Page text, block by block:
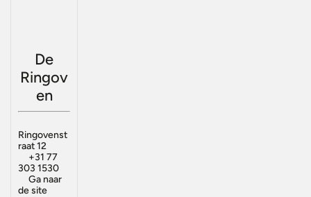
De
Ringov
en
Ringovenst
raat 12
+31 77
303 1530
Ga naar
de site